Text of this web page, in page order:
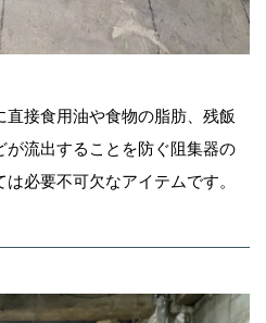
接食用油や食物の脂肪、残飯
流出することを防ぐ阻集器の
必要不可欠なアイテムです。